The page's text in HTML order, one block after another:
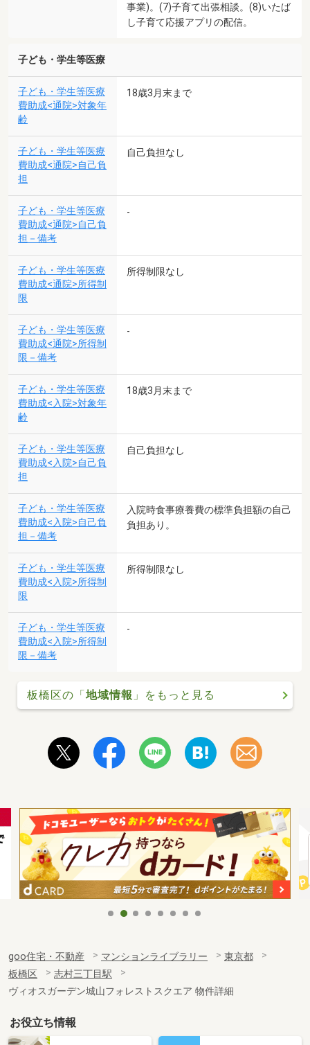
事業)。(7)子育て出張相談。(8)いたば
し子育て応援アプリの配信。
子ども・学生等医療
子ども・学生等医療
費助成<通院>対象年
齢
18歳3月末まで
子ども・学生等医療
費助成<通院>自己負
担
自己負担なし
子ども・学生等医療
費助成<通院>自己負
担－備考
-
子ども・学生等医療
費助成<通院>所得制
限
所得制限なし
子ども・学生等医療
費助成<通院>所得制
限－備考
-
子ども・学生等医療
費助成<入院>対象年
齢
18歳3月末まで
子ども・学生等医療
費助成<入院>自己負
担
自己負担なし
子ども・学生等医療
費助成<入院>自己負
担－備考
入院時食事療養費の標準負担額の自己
負担あり。
子ども・学生等医療
費助成<入院>所得制
限
所得制限なし
子ども・学生等医療
費助成<入院>所得制
限－備考
-
板橋区の「地域情報 」をもっと見る
goo住宅・不動産 マンションライブラリー
東京都
板橋区
志村三丁目駅
ヴィオスガーデン城山フォレストスクエア 物件詳細
お役立ち情報